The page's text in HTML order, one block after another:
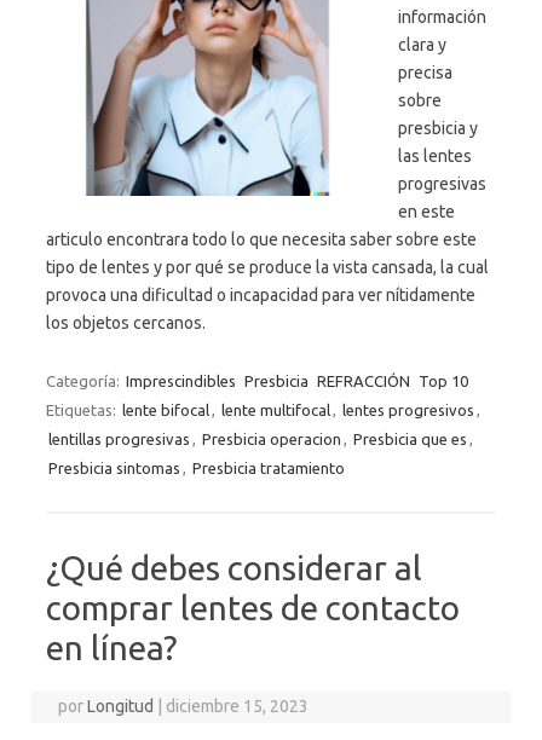
información
clara y
precisa
sobre
presbicia y
las lentes
progresivas
en este
articulo encontrara todo lo que necesita saber sobre este
tipo de lentes y por qué se produce la vista cansada, la cual
provoca una dificultad o incapacidad para ver nítidamente
los objetos cercanos.
Categoría: Imprescindibles Presbicia REFRACCIÓN
Top 10
Etiquetas: lente bifocal, lente multifocal, lentes progresivos ,
lentillas progresivas , Presbicia operacion , Presbicia que es ,
Presbicia sintomas , Presbicia tratamiento
¿Qué debes considerar al
comprar lentes de contacto
en línea?
porLongitud diciembre 15, 2023